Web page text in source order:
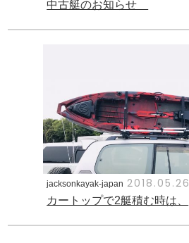
中古艇のお知らせ
jacksonkayak-japan 2018.05.26
カートップで2艇積む時は、